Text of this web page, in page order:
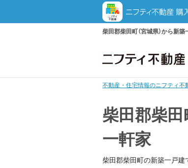
柴田郡柴田町（宮城県）から新
不動産・住宅情報のニフティ不
柴田郡柴田
一軒家
柴田郡柴田町の新築一戸